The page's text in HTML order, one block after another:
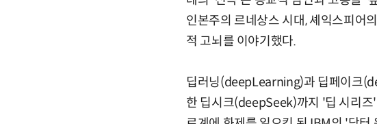
인본주의 르네상스 시대, 셰익스피어
적 고뇌를 이야기했다.
딥러닝(deepLearning)과 딥페이크
한 딥시크(deepSeek)까지 '딥 시리즈